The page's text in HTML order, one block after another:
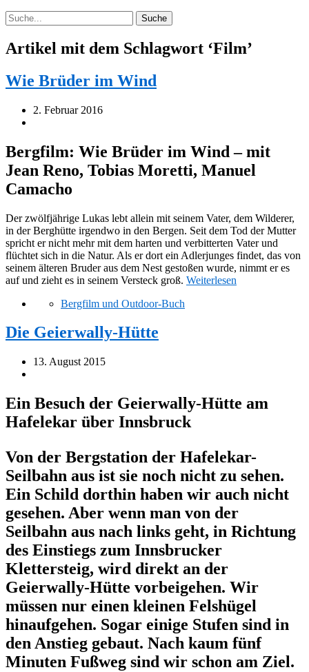
Artikel mit dem Schlagwort ‘Film’
Wie Brüder im Wind
2. Februar 2016
Bergfilm: Wie Brüder im Wind – mit
Jean Reno, Tobias Moretti, Manuel
Camacho
Der zwölfjährige Lukas lebt allein mit seinem Vater, dem Wilderer,
in der Berghütte irgendwo in den Bergen. Seit dem Tod der Mutter
spricht er nicht mehr mit dem harten und verbitterten Vater und
flüchtet sich in die Natur. Als er dort ein Adlerjunges findet, das von
seinem älteren Bruder aus dem Nest gestoßen wurde, nimmt er es
auf und zieht es in seinem Versteck groß. Weiterlesen
Bergfilm und Outdoor-Buch
Die Geierwally-Hütte
13. August 2015
Ein Besuch der Geierwally-Hütte am
Hafelekar über Innsbruck
Von der Bergstation der Hafelekar-
Seilbahn aus ist sie noch nicht zu sehen.
Ein Schild dorthin haben wir auch nicht
gesehen. Aber wenn man von der
Seilbahn aus nach links geht, in Richtung
des Einstiegs zum Innsbrucker
Klettersteig, wird direkt an der
Geierwally-Hütte vorbeigehen. Wir
müssen nur einen kleinen Felshügel
hinaufgehen. Sogar einige Stufen sind in
den Anstieg gebaut. Nach kaum fünf
Minuten Fußweg sind wir schon am Ziel.